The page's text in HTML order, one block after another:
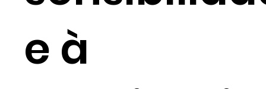
e à